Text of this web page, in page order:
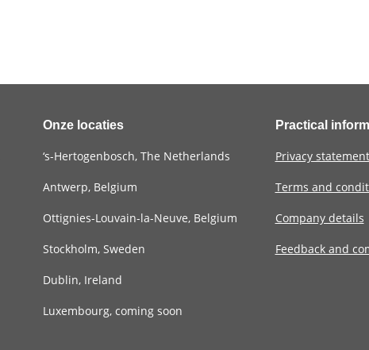
Onze locaties
‘s-Hertogenbosch, The Netherlands
Antwerp, Belgium
Ottignies-Louvain-la-Neuve, Belgium
Stockholm, Sweden
Dublin, Ireland
Luxembourg, coming soon
Practical
Privacy statement
Terms and
Company details
Feedback and